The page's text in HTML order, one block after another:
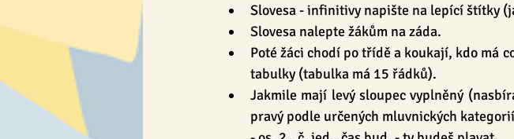
Slovesa - infinitivy napište na lepící štítky
Slovesa nalepte žákům na záda.
Poté žáci chodí po třídě a koukají, kdo má
tabulky (tabulka má 15 řádků).
Jakmile mají levý sloupec vyplněný
pravý podle určených mluvnických